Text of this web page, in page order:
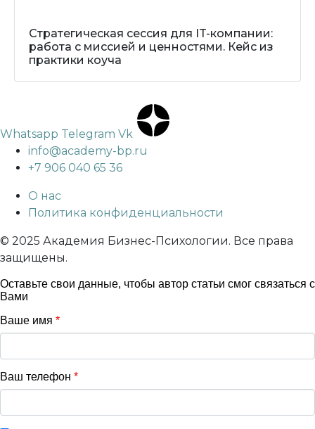
Стратегическая сессия для IT-компании:
работа с миссией и ценностями. Кейс из
практики коуча
© 2025 Академия Бизнес-Психологии. Все права
защищены.
О нас
Политика конфиденциальности
info@academy-bp.ru
+7 906 040 65 36
Whatsapp Telegram Vk
Оставьте свои данные, чтобы автор статьи смог связаться с
Вами
Ваше имя *
Ваш телефон *